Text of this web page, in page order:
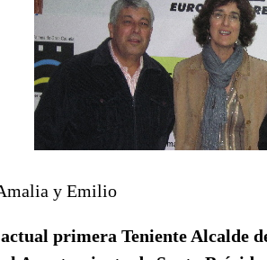
y Emilio
primera Teniente Alcalde